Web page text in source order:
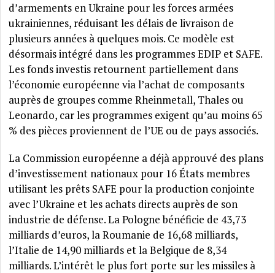
d’armements en Ukraine pour les forces armées
ukrainiennes, réduisant les délais de livraison de
plusieurs années à quelques mois. Ce modèle est
désormais intégré dans les programmes EDIP et SAFE.
Les fonds investis retournent partiellement dans
l’économie européenne via l’achat de composants
auprès de groupes comme Rheinmetall, Thales ou
Leonardo, car les programmes exigent qu’au moins 65
% des pièces proviennent de l’UE ou de pays associés.
La Commission européenne a déjà approuvé des plans
d’investissement nationaux pour 16 États membres
utilisant les prêts SAFE pour la production conjointe
avec l’Ukraine et les achats directs auprès de son
industrie de défense. La Pologne bénéficie de 43,73
milliards d’euros, la Roumanie de 16,68 milliards,
l’Italie de 14,90 milliards et la Belgique de 8,34
milliards. L’intérêt le plus fort porte sur les missiles à